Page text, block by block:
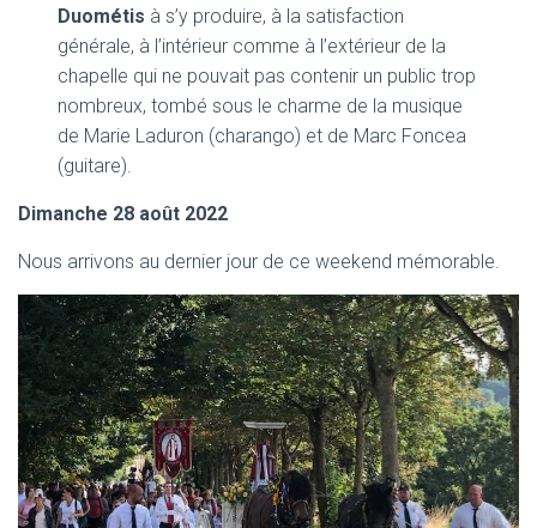
Duométis à s’y produire, à la satisfaction
générale, à l’intérieur comme à l’extérieur de la
chapelle qui ne pouvait pas contenir un public trop
nombreux, tombé sous le charme de la musique
de Marie Laduron (charango) et de Marc Foncea
(guitare).
Dimanche 28 août 2022
Nous arrivons au dernier jour de ce weekend mémorable.